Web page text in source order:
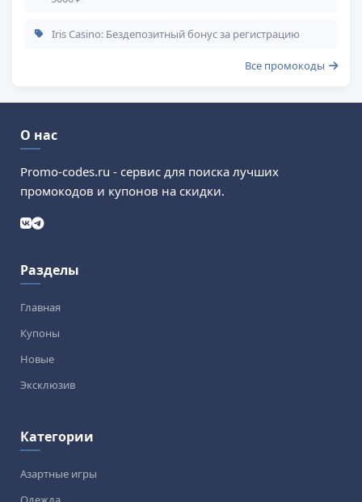
Iris Casino: Бездепозитный бонус за регистрацию
Все промокоды
О нас
Promo-codes.ru - сервис для поиска лучших
промокодов и купонов на скидки.
Разделы
Главная
Купоны
Новые
Эксклюзив
Категории
Азартные игры